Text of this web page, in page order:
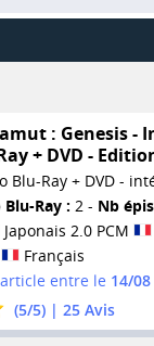
: Genesis -
+ DVD -
Blu-Ray + DVD -
Blu-Ray : 2 - Nb
Japonais 2.0 PCM
Français
entre le 14/08
(5/5) | 25Avis